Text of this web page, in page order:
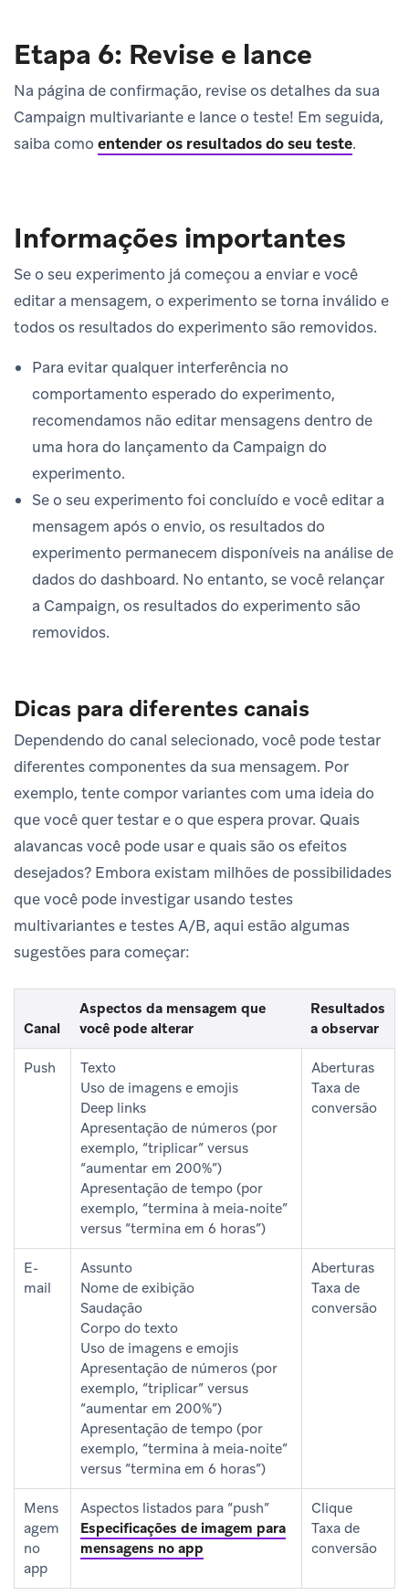
Etapa 6: Revise e lance
Na página de confirmação, revise os detalhes da sua
Campaign multivariante e lance o teste! Em seguida,
saiba como entender os resultados do seu teste.
Informações importantes
Se o seu experimento já começou a enviar e você
editar a mensagem, o experimento se torna inválido e
todos os resultados do experimento são removidos.
Para evitar qualquer interferência no
comportamento esperado do experimento,
recomendamos não editar mensagens dentro de
uma hora do lançamento da Campaign do
experimento.
Se o seu experimento foi concluído e você editar a
mensagem após o envio, os resultados do
experimento permanecem disponíveis na análise de
dados do dashboard. No entanto, se você relançar
a Campaign, os resultados do experimento são
removidos.
Dicas para diferentes canais
Dependendo do canal selecionado, você pode testar
diferentes componentes da sua mensagem. Por
exemplo, tente compor variantes com uma ideia do
que você quer testar e o que espera provar. Quais
alavancas você pode usar e quais são os efeitos
desejados? Embora existam milhões de possibilidades
que você pode investigar usando testes
multivariantes e testes A/B, aqui estão algumas
sugestões para começar:
Canal
Aspectos da mensagem que
você pode alterar
Resultados
a observar
Push
Texto
Uso de imagens e emojis
Deep links
Apresentação de números (por
exemplo, “triplicar” versus
“aumentar em 200%”)
Apresentação de tempo (por
exemplo, “termina à meia-noite”
versus “termina em 6 horas”)
Aberturas
Taxa de
conversão
E-
mail
Assunto
Nome de exibição
Saudação
Corpo do texto
Uso de imagens e emojis
Apresentação de números (por
exemplo, “triplicar” versus
“aumentar em 200%”)
Apresentação de tempo (por
exemplo, “termina à meia-noite”
versus “termina em 6 horas”)
Aberturas
Taxa de
conversão
Mens
agem
no
app
Aspectos listados para “push”
Especificações de imagem para
mensagens no app
Clique
Taxa de
conversão